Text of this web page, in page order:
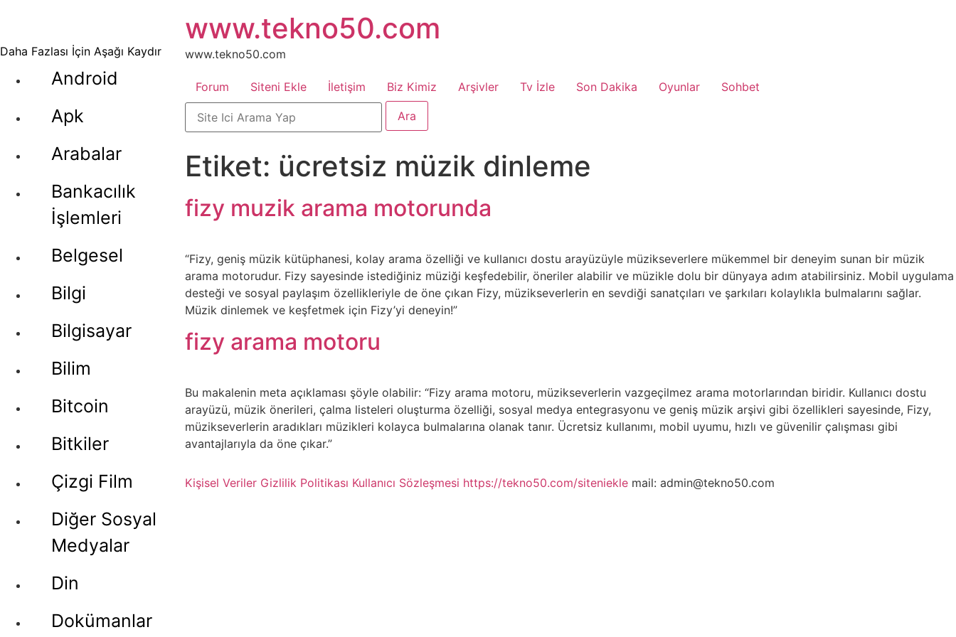
Daha Fazlası İçin Aşağı Kaydır
Android
Apk
Arabalar
Bankacılık
İşlemleri
Belgesel
Bilgi
Bilgisayar
Bilim
Bitcoin
Bitkiler
Çizgi Film
Diğer Sosyal
Medyalar
Din
Dokümanlar
atla
www.tekno50.com
www.tekno50.com
Forum Siteni Ekle İletişim Biz Kimiz Arşivler Tv İzle Son Dakika Oyunlar Sohbet
Etiket: ücretsiz müzik dinleme
fizy muzik arama motorunda
“Fizy, geniş müzik kütüphanesi, kolay arama özelliği ve kullanıcı dostu arayüzüyle müzikseverlere mükemmel bir deneyim sunan bir müzik
arama motorudur. Fizy sayesinde istediğiniz müziği keşfedebilir, öneriler alabilir ve müzikle dolu bir dünyaya adım atabilirsiniz. Mobil uygulama
desteği ve sosyal paylaşım özellikleriyle de öne çıkan Fizy, müzikseverlerin en sevdiği sanatçıları ve şarkıları kolaylıkla bulmalarını sağlar.
Müzik dinlemek ve keşfetmek için Fizy’yi deneyin!”
fizy arama motoru
Bu makalenin meta açıklaması şöyle olabilir: “Fizy arama motoru, müzikseverlerin vazgeçilmez arama motorlarından biridir. Kullanıcı dostu
arayüzü, müzik önerileri, çalma listeleri oluşturma özelliği, sosyal medya entegrasyonu ve geniş müzik arşivi gibi özellikleri sayesinde, Fizy,
müzikseverlerin aradıkları müzikleri kolayca bulmalarına olanak tanır. Ücretsiz kullanımı, mobil uyumu, hızlı ve güvenilir çalışması gibi
avantajlarıyla da öne çıkar.”
Kişisel Veriler Gizlilik Politikası Kullanıcı Sözleşmesi https://tekno50.com/siteniekle mail: admin@tekno50.com